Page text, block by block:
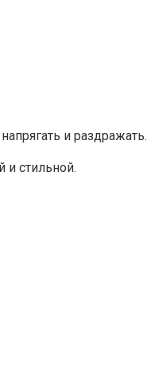
и раздражать.
и стильной.